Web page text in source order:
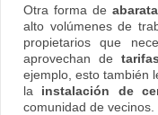
Otra forma de
alto volúmenes de
propietarios que
aprovechan de
ejemplo, esto también
la instalación de
comunidad de vecinos.